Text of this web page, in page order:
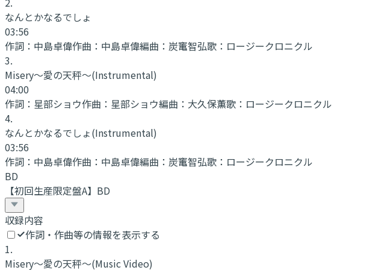
なんとかなるでしょ
03:56
作詞： 中島卓偉作曲： 中島卓偉編曲： 炭竃智弘歌： ロージークロニクル
3.
Misery～愛の天秤～(Instrumental)
04:00
作詞： 星部ショウ作曲： 星部ショウ編曲： 大久保薫歌： ロージークロニクル
4.
なんとかなるでしょ(Instrumental)
03:56
作詞： 中島卓偉作曲： 中島卓偉編曲： 炭竃智弘歌： ロージークロニクル
BD
【初回生産限定盤A】BD
収録内容
作詞・作曲等の情報を表示する
1.
Misery～愛の天秤～(Music Video)